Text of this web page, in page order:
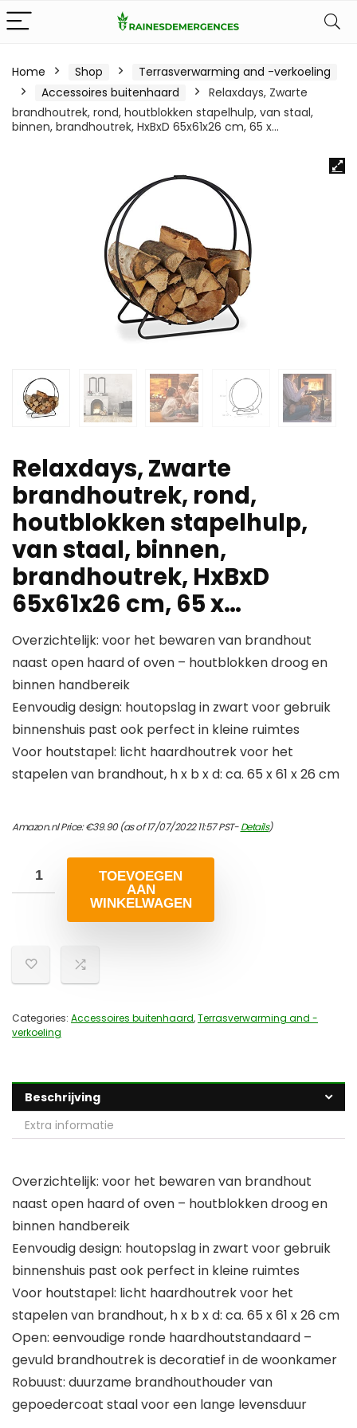
Home Shop
Terrasverwarming and -verkoeling
Accessoires buitenhaard
Relaxdays, Zwarte
brandhoutrek, rond, houtblokken stapelhulp, van staal,
binnen, brandhoutrek, HxBxD 65x61x26 cm, 65 x…
Relaxdays, Zwarte
brandhoutrek, rond,
houtblokken stapelhulp,
van staal, binnen,
brandhoutrek, HxBxD
65x61x26 cm, 65 x…
Overzichtelijk: voor het bewaren van brandhout
naast open haard of oven – houtblokken droog en
binnen handbereik
Eenvoudig design: houtopslag in zwart voor gebruik
binnenshuis past ook perfect in kleine ruimtes
Voor houtstapel: licht haardhoutrek voor het
stapelen van brandhout, h x b x d: ca. 65 x 61 x 26 cm
Amazon.nl Price:€39.90(as of 17/07/2022 11:57 PST-Details)
TOEVOEGEN
AAN
WINKELWAGEN
Categories: Accessoires buitenhaard,Terrasverwarming and -
verkoeling
Beschrijving
Extra informatie
Overzichtelijk: voor het bewaren van brandhout
naast open haard of oven – houtblokken droog en
binnen handbereik
Eenvoudig design: houtopslag in zwart voor gebruik
binnenshuis past ook perfect in kleine ruimtes
Voor houtstapel: licht haardhoutrek voor het
stapelen van brandhout, h x b x d: ca. 65 x 61 x 26 cm
Open: eenvoudige ronde haardhoutstandaard –
gevuld brandhoutrek is decoratief in de woonkamer
Robuust: duurzame brandhouthouder van
gepoedercoat staal voor een lange levensduur